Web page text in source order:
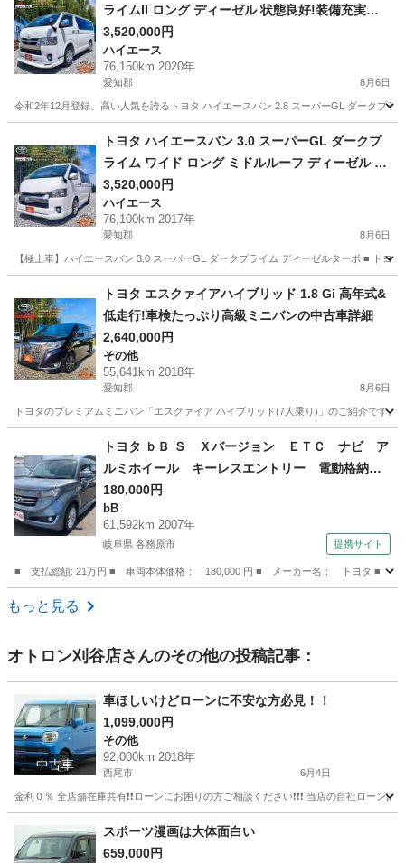
ライムII ロング ディーゼル 状態良好!装備充実の
特別仕様スーパーGL
3,520,000円
ハイエース
76,150km 2020年
愛知郡 8月6日
令和2年12月登録、高い人気を誇るトヨタ ハイエースバン 2.8 スーパーGL ダークプ
ハイエース
トヨタ ハイエースバン 3.0 スーパーGL ダークプ
ライム ワイド ロング ミドルルーフ ディーゼル 極
上状態!豪華フルカスタム
3,520,000円
ハイエース
76,100km 2017年
愛知郡 8月6日
【極上車】ハイエースバン 3.0 スーパーGL ダークプライム ディーゼルターボ ■ ト
ハイエース 車両
トヨタ エスクァイアハイブリッド 1.8 Gi 高年式&
低走行!車検たっぷり高級ミニバンの中古車詳細
2,640,000円
その他
55,641km 2018年
愛知郡 8月6日
トヨタのプレミアムミニバン「エスクァイア ハイブリッド(7人乗り)」のご紹介です
その他
トヨタ ｂＢ Ｓ Ｘバージョン ＥＴＣ ナビ ア
ルミホイール キーレスエントリー 電動格納ミ
ラー ＡＴ 衝突安全ボディ ベンチシート Ａ
ＢＳ ＣＤ ＤＶＤ再生 エアコン パワーステ
アリング 現状渡し （なし）
180,000円
bB
61,592km 2007年
岐阜県 各務原市 提携サイト
■ 支払総額: 21万円 ■ 車両本体価格： 180,000 円 ■ メーカー名： トヨタ ■
岐阜 各務原市
もっと見る
オトロン刈谷店さんのその他の投稿記事：
中古車
車ほしいけどローンに不安な方必見！！
1,099,000円
その他
92,000km 2018年
西尾市 6月4日
金利０％ 全店舗在庫共有❗️❗️ローンにお困りの方ご相談ください❗️❗️❗️ 当店の自社ロ
愛知 西尾市 その他 ローン
スポーツ漫画は大体面白い
659,000円